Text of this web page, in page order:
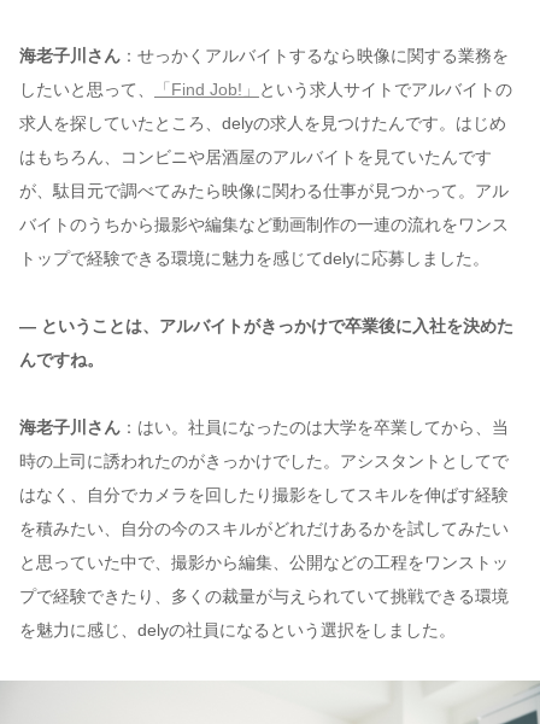
海老子川さん ：せっかくアルバイトするなら映像に関する業務を
したいと思って、
「Find Job!」
という求人サイトでアルバイトの
求人を探していたところ、delyの求人を見つけたんです。はじめ
はもちろん、コンビニや居酒屋のアルバイトを見ていたんです
が、駄目元で調べてみたら映像に関わる仕事が見つかって。アル
バイトのうちから撮影や編集など動画制作の一連の流れをワンス
トップで経験できる環境に魅力を感じてdelyに応募しました。
— ということは、アルバイトがきっかけで卒業後に入社を決めた
んですね。
海老子川さん ：はい。社員になったのは大学を卒業してから、当
時の上司に誘われたのがきっかけでした。アシスタントとしてで
はなく、自分でカメラを回したり撮影をしてスキルを伸ばす経験
を積みたい、自分の今のスキルがどれだけあるかを試してみたい
と思っていた中で、撮影から編集、公開などの工程をワンストッ
プで経験できたり、多くの裁量が与えられていて挑戦できる環境
を魅力に感じ、delyの社員になるという選択をしました。